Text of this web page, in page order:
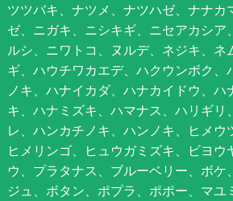
ツツバキ、ナツメ、ナツハゼ、ナナカ
ゼ、ニガキ、ニシキギ、ニセアカシア
ルシ、ニワトコ、ヌルデ、ネジキ、ネ
ギ、ハウチワカエデ、ハクウンボク、
ノキ、ハナイカダ、ハナカイドウ、ハ
キ、ハナミズキ、ハマナス、ハリギリ
レ、ハンカチノキ、ハンノキ、ヒメウ
ヒメリンゴ、ヒュウガミズキ、ビヨウ
ウ、プラタナス、ブルーベリー、ボケ
ジュ、ボタン、ポプラ、ポポー、マユ